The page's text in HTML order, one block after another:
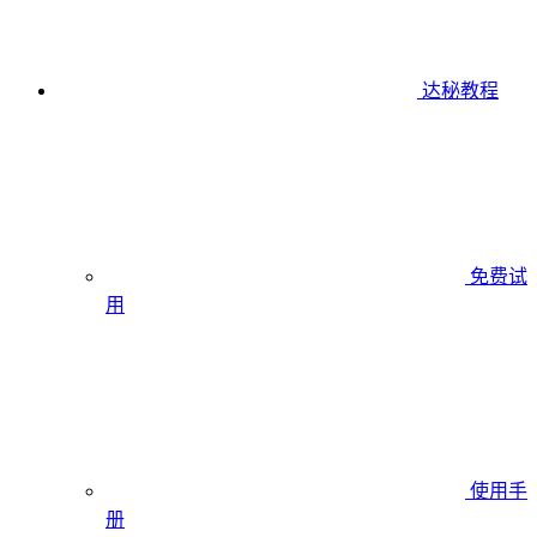
达秘教程
免费试
用
使用手
册